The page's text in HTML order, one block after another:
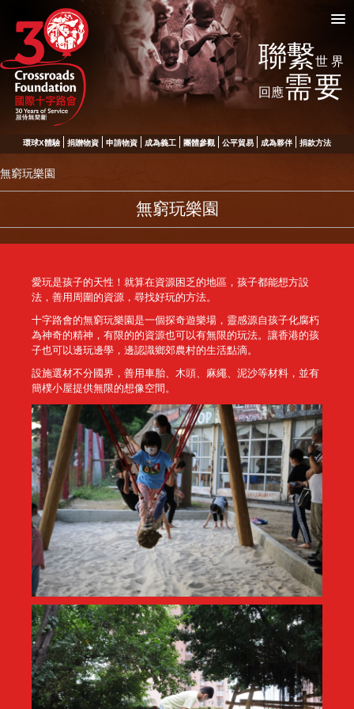
聯繫世界
回應需要
環球X體驗 捐贈物資 申請物資 成為義工 團體參觀 公平貿易 成為夥伴 捐款方法
無窮玩樂園
無窮玩樂園
愛玩是孩子的天性！就算在資源困乏的地區，孩子都能想方設
法，善用周圍的資源，尋找好玩的方法。
十字路會的無窮玩樂園是一個探奇遊樂場，靈感源自孩子化腐朽
為神奇的精神，有限的的資源也可以有無限的玩法。讓香港的孩
子也可以邊玩邊學，邊認識鄉郊農村的生活點滴。
設施選材不分國界，善用車胎、木頭、麻繩、泥沙等材料，並有
簡樸小屋提供無限的想像空間。